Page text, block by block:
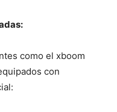
como el xboom
con